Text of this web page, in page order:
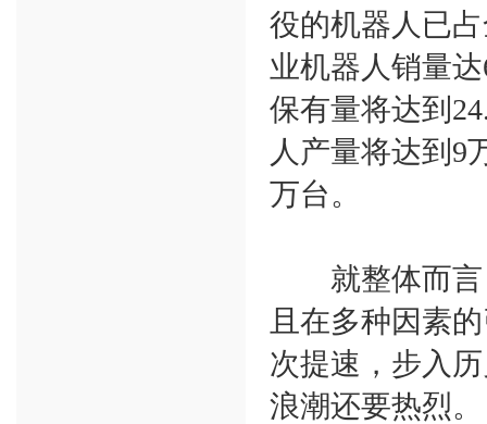
役的机器人已
业机器人销量
保有量将达到
人产量将达到9
万台。
就整体而言
且在多种因素
次提速，步入
浪潮还要热烈。